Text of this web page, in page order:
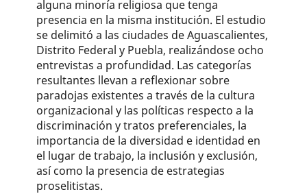
alguna minoría religiosa que tenga
presencia en la misma institución. El estudio
se delimitó a las ciudades de Aguascalientes,
Distrito Federal y Puebla, realizándose ocho
entrevistas a profundidad. Las categorías
resultantes llevan a reflexionar sobre
paradojas existentes a través de la cultura
organizacional y las políticas respecto a la
discriminación y tratos preferenciales, la
importancia de la diversidad e identidad en
el lugar de trabajo, la inclusión y exclusión,
así como la presencia de estrategias
proselitistas.